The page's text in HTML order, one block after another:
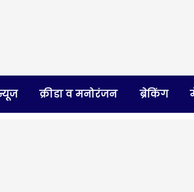
क्रीडा व मनोरंजन ब्रेकिंग